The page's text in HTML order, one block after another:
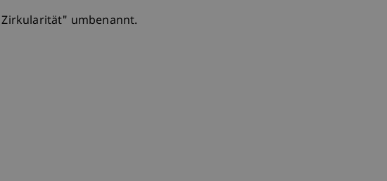
Zirkularität" umbenannt.